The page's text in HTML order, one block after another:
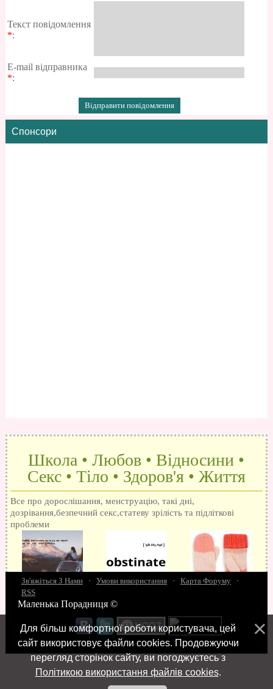
Текст повідомлення
*:
E-mail відправника
*:
Спонсори
Школа • Любов • Відносини •
Секс • Тіло • Здоров'я • Життя
Все про дорослішання, менструацію, такі дні,
дозрівання,безпечний секс,статеву зрілість та підліткові
проблеми
15 запитань про секс Як досягти оргазм
Позбуваємось синців завагітніти після першого разу Хлопець хоче сексу
робити мінєт"Люблю" і "кохаю" різниця Про перший секс Займатися сексом
Зв'яжіться З Нами · Умови використання · Карта Форуму
·
RSS
Маленька Порадниця ©
Для більш комфортної роботи користувача, цей
сайт використовує файли cookies. Продовжуючи
перегляд сторінок сайту, ви погоджуєтесь з
Політикою використання файлів cookies.